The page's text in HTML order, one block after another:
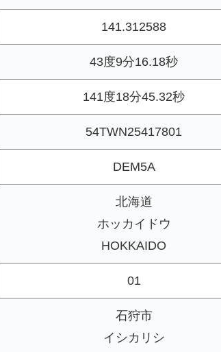
141.312588
43度9分16.18秒
141度18分45.32秒
54TWN25417801
DEM5A
北海道
ホッカイドウ
HOKKAIDO
01
石狩市
イシカリシ